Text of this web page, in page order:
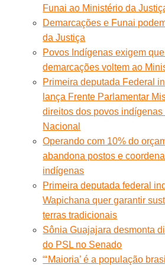
Funai ao Ministério da
Demarcações e Funai
da Justiça
Povos Indígenas exigem
demarcações voltem ao
Primeira deputada Federal
lança Frente Parlamentar
direitos dos povos
Nacional
Operando com 10% do
abandona postos e
indígenas
Primeira deputada federal
Wapichana quer garantir
terras tradicionais
Sônia Guajajara desmonta
do PSL no Senado
“‘Maioria’ é a população